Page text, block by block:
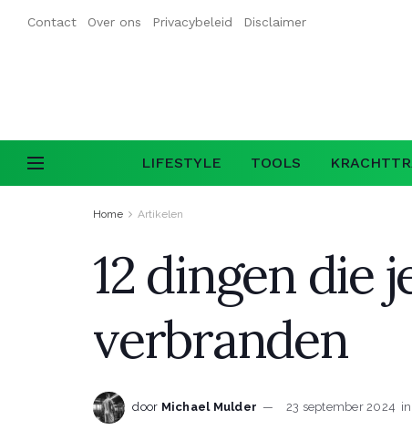
Contact Over ons Privacybeleid Disclaimer
LIFESTYLE TOOLS
Home Artikelen
12 dingen die
verbranden
door Michael Mulder 23 september 2024 in